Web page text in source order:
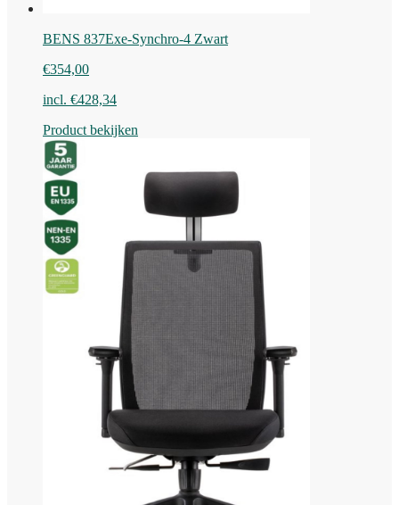
BENS 837Exe-Synchro-4 Zwart
€354,00
incl. €428,34
Product bekijken